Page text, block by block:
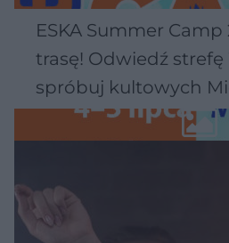
ESKA Summer Camp
trasę! Odwiedź strefę
spróbuj kultowych
Wawelu